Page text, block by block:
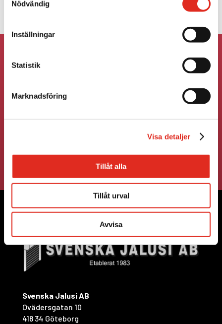
Nödvändig
Inställningar
Statistik
Marknadsföring
Visa detaljer
Tillåt alla
Tillåt urval
Avvisa
Har du frågor? Fyll i formuläret nedan
Svenska Jalusi AB
Ovädersgatan 10
418 34 Göteborg